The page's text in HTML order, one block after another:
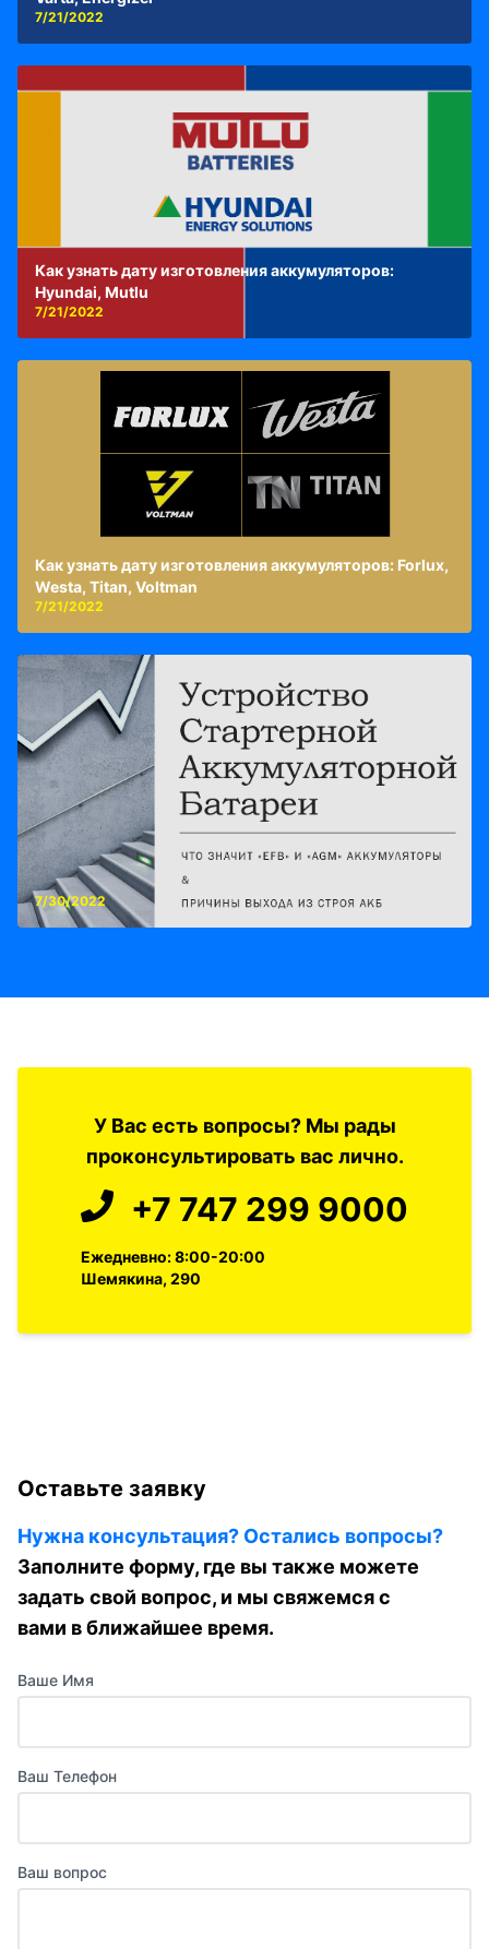
7/21/2022
Как узнать дату изготовления аккумуляторов:
Hyundai, Mutlu
7/21/2022
Как узнать дату изготовления аккумуляторов: Forlux,
Westa, Titan, Voltman
7/21/2022
7/30/2022
У Вас есть вопросы? Мы рады
проконсультировать вас лично.
+7 747 299 9000
Ежедневно: 8:00-20:00
Шемякина, 290
Оставьте заявку
Нужна консультация? Остались вопросы?
Заполните форму, где вы также можете
задать свой вопрос, и мы свяжемся с
вами в ближайшее время.
Ваше Имя
Ваш Телефон
Ваш вопрос